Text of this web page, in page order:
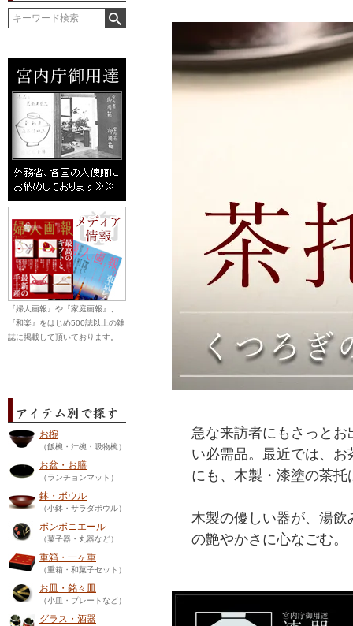
『婦人画報』や『家庭画報』、
『和楽』をはじめ500誌以上の雑
誌に掲載して頂いております。
お椀
（飯椀・汁椀・吸物椀）
お盆・お膳
（ランチョンマット）
鉢・ボウル
（小鉢・サラダボウル）
ボンボニエール
（菓子器・丸器など）
重箱・一ヶ重
（重箱・和菓子セット）
お皿・銘々皿
（小皿・プレートなど）
グラス・酒器
急な来訪者にもさっと
い必需品。最近では、
にも、木製・漆塗の茶
木製の優しい器が、湯
の艶やかさに心なごむ